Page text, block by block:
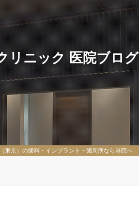
リニック 医院ブログ
東京）の歯科・インプラント・歯周病なら当院へ